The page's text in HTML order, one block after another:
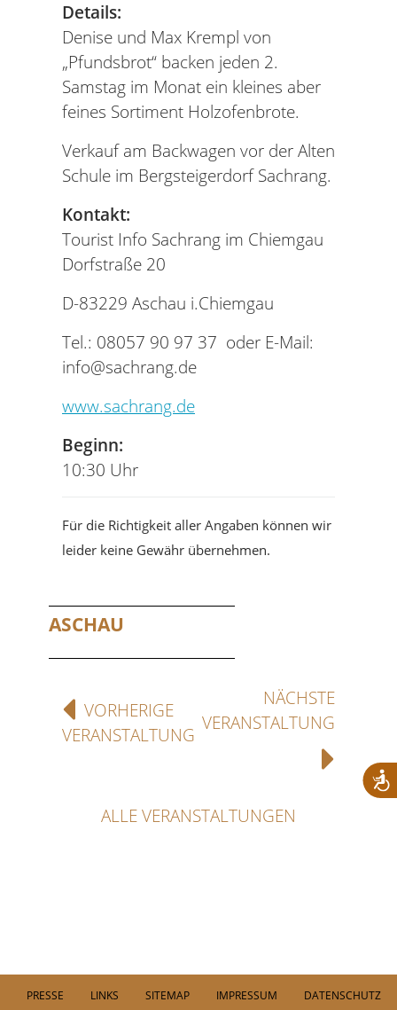
Details:
Denise und Max Krempl von
„Pfundsbrot“ backen jeden 2.
Samstag im Monat ein kleines aber
feines Sortiment Holzofenbrote.
Verkauf am Backwagen vor der Alten
Schule im Bergsteigerdorf Sachrang.
Kontakt:
Tourist Info Sachrang im Chiemgau
Dorfstraße 20
D-83229 Aschau i.Chiemgau
Tel.: 08057 90 97 37 oder E-Mail:
info@sachrang.de
www.sachrang.de
Beginn:
10:30 Uhr
Für die Richtigkeit aller Angaben können wir
leider keine Gewähr übernehmen.
ASCHAU
VORHERIGE
VERANSTALTUNG
NÄCHSTE
VERANSTALTUNG
ALLE VERANSTALTUNGEN
PRESSE LINKS SITEMAP IMPRESSUM DATENSCHUTZ